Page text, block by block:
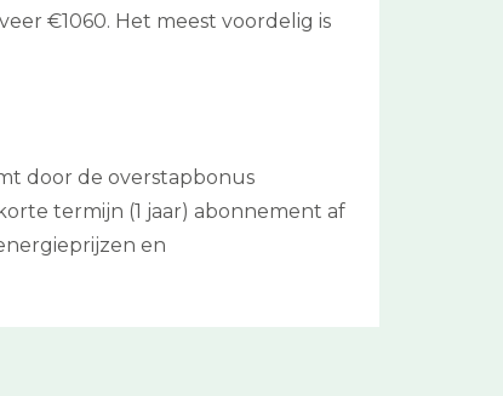
€1060. Het meest voordelig is
door de overstapbonus
termijn (1 jaar) abonnement af
en